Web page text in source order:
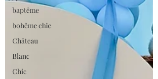
baptême
bohême chic
Château
Blanc
Chic